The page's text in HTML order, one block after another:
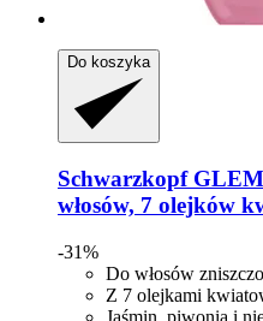
Do koszyka
SchwarzkopfGLEM
włosów, 7 olejków
-31%
Do włosów
Z 7 olejkami
Jaśmin, piwonia i